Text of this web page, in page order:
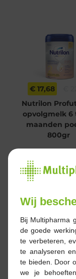
€ 17,68
Nutrilon
opvolgmelk 6
maanden
800gr
€ 22,49
Nutrilon
2 Opvolgmelk
Poeder
Wij
Bij Multipharma
de goede
te verbeteren,
te analyseren
te bieden. Door
we je